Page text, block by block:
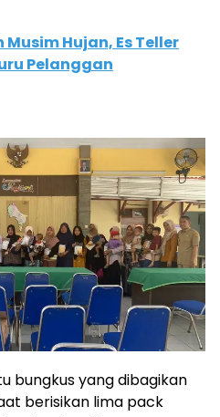
Musim Hujan, Es Teller
Pelanggan
bungkus yang dibagikan
berisikan lima pack